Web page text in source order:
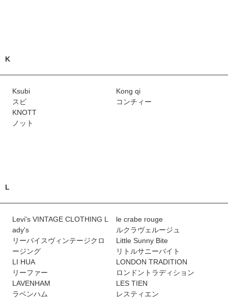
K
Ksubi
スビ
Kong qi
コンチィー
KNOTT
ノット
L
Levi's VINTAGE CLOTHING L
ady's
リーバイスヴィンテージクロ
ージング
le crabe rouge
ルクラヴェルージュ
Little Sunny Bite
リトルサニーバイト
LI HUA
リーファー
LONDON TRADITION
ロンドントラディション
LAVENHAM
ラベンハム
LES TIEN
レスティエン